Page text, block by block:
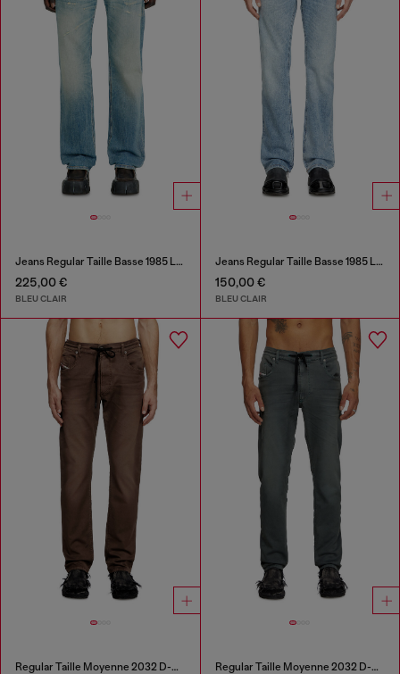
Jeans Regular Taille Basse 1985 Larkee
225,00 €
BLEU CLAIR
Jeans Regular Taille Basse 1985 Larkee
150,00 €
BLEU CLAIR
Regular Taille Moyenne 2032 D-Krooley Joggjeans® Regular Taille Moyenne 2032 D-Krooley Joggjeans®